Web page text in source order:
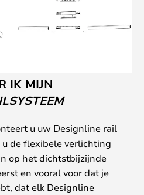
IK MIJN
u uw Designline rail
de flexibele verlichting
op het dichtstbijzijnde
en vooral voor dat je
dat elk Designline